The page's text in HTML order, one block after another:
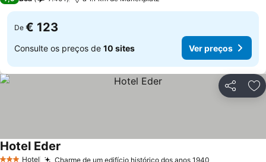
De € 123
Consulte os preços de 10 sites Ver preços
Partilhar
Hotel Charme de um edifício histórico dos anos 1940
Hotel Eder